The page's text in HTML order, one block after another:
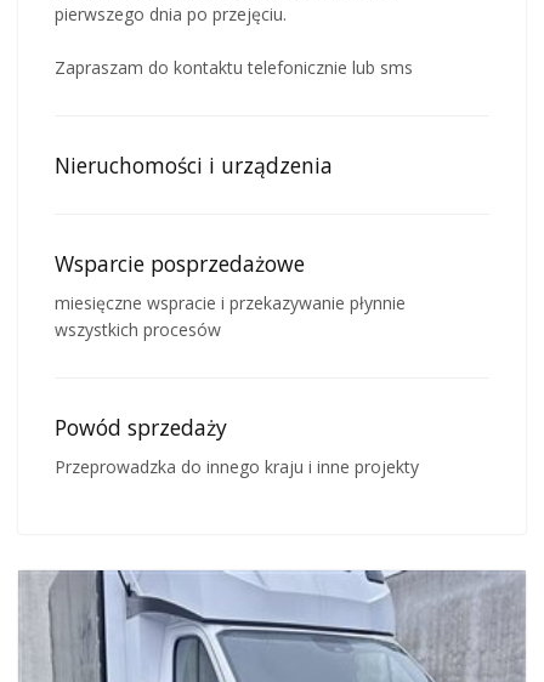
pierwszego dnia po przejęciu.
Zapraszam do kontaktu telefonicznie lub sms
Nieruchomości i urządzenia
Wsparcie posprzedażowe
miesięczne wspracie i przekazywanie płynnie
wszystkich procesów
Powód sprzedaży
Przeprowadzka do innego kraju i inne projekty